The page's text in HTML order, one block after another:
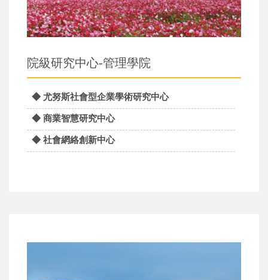
院級研究中心-管理學院
◆ 尤努斯社會型企業學術研究中心
◆ 商業智慧研究中心
◆ 社會網絡創新中心